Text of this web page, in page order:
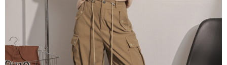
Perkhidmatan ini disediakan oleh Taiwan Mobile Co., Ltd. (“Syarikat”),
yang membolehkan pelanggan membeli barangan atau perkhidmatan
melalui perkhidmatan ini pada masa transaksi. Hasil daripada pembelian
atau pembayaran ansuran akan dipindahkan oleh peniaga kepada
Syarikat, dan pelanggan hendaklah membuat pembayaran mengikut
perjanjian menggunakan sistem bil Syarikat.
keputusan pensijilan dan semakan oleh AFTEE.
2. Amaun perbelanjaan minimum mestilah lebih besar daripada NT$20.
3. Pada masa ini hanya tersedia untuk ahli Taiwan.
Ketiga, Syarat Perkhidmatan
Perkhidmatan AFTEE Beli Sekarang Bayar Kemudian disediakan oleh NP
Taiwan, Inc. dan AFTEE akan membuat bil kepada pengguna. AFTEE
NT$100/pesanan | Penghantaran percuma untuk pesanan
NT$2,500 atau lebih
國家/地區配送 Kadar Penghantaran